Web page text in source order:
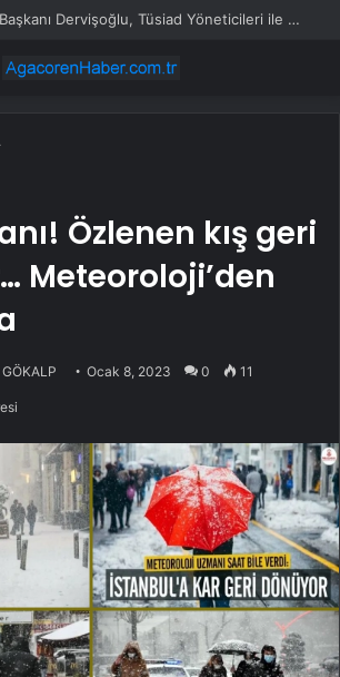
İyi Parti Genel Başkanı Dervişoğlu, Tüsiad Yöneticileri ile Bir Araya Geldi
Özlenen kış geri
Meteoroloji’den
Ocak 8, 2023 0 11